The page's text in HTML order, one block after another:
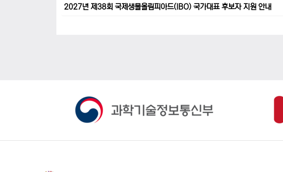
2027년 제38회 국제생물올림피아드(IBO) 국가대표 후보자 지원 안내